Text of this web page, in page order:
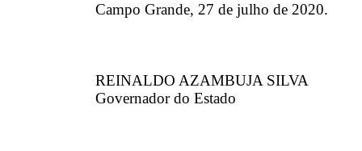
Campo Grande, 27 de julho de 2020.
REINALDO AZAMBUJA SILVA
Governador do Estado